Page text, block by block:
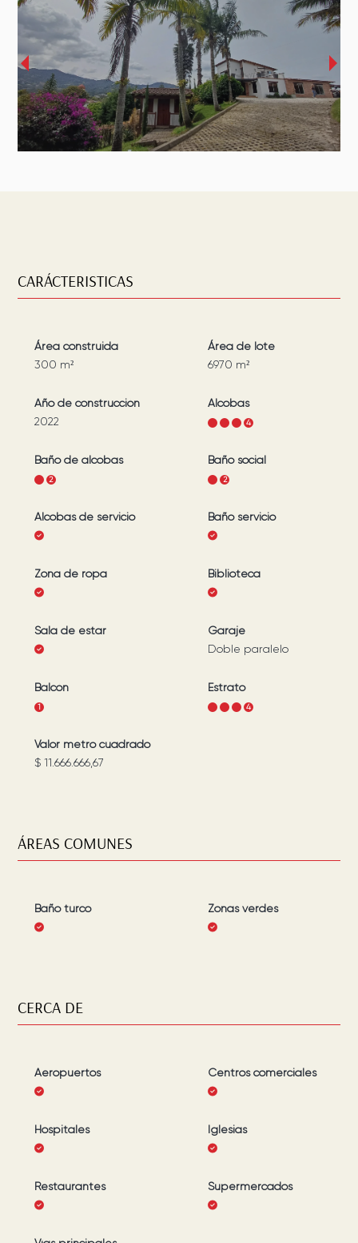
‹ ›
CARÁCTERISTICAS
Área construida
300 m²
Área de lote
6970 m²
Año de construcción
2022
Alcobas
4
Baño de alcobas
2
Baño social
2
Alcobas de servicio Baño servicio
Zona de ropa Biblioteca
Sala de estar
Garaje
Doble paralelo
Balcón
1
Estrato
4
Valor metro cuadrado
$ 11.666.666,67
ÁREAS COMUNES
Baño turco Zonas verdes
CERCA DE
Aeropuertos Centros comerciales
Hospitales Iglesias
Restaurantes Supermercados